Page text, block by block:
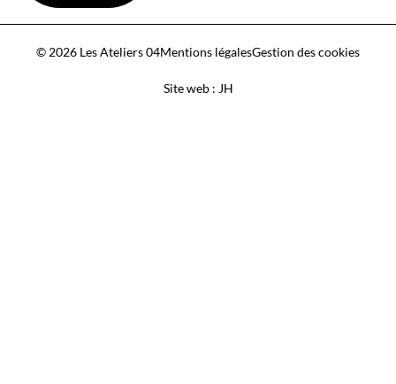
© 2026 Les Ateliers 04Mentions légalesGestion des cookies
Site web : JH